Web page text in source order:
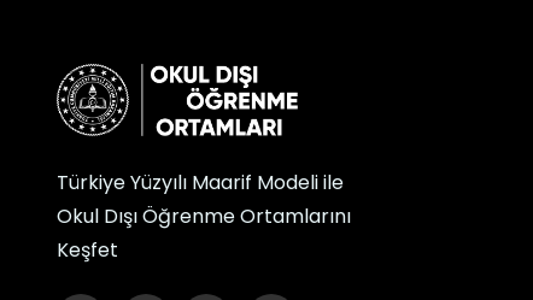
Türkiye Yüzyılı Maarif Modeli ile
Okul Dışı Öğrenme Ortamlarını
Keşfet